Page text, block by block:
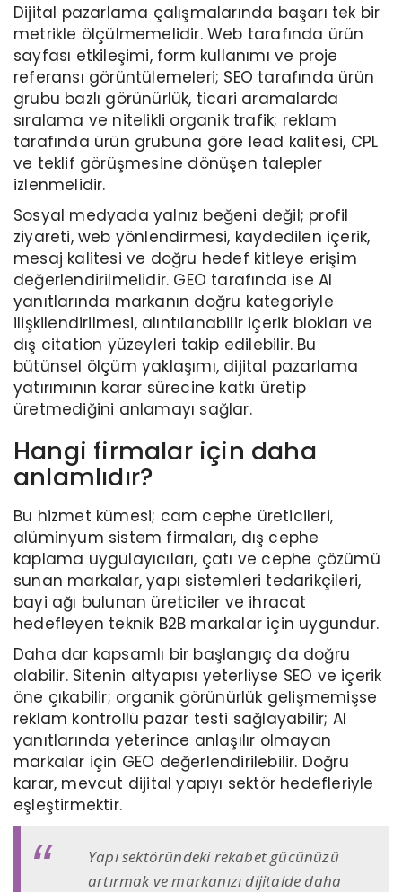
Dijital pazarlama çalışmalarında başarı tek bir
metrikle ölçülmemelidir. Web tarafında ürün
sayfası etkileşimi, form kullanımı ve proje
referansı görüntülemeleri; SEO tarafında ürün
grubu bazlı görünürlük, ticari aramalarda
sıralama ve nitelikli organik trafik; reklam
tarafında ürün grubuna göre lead kalitesi, CPL
ve teklif görüşmesine dönüşen talepler
izlenmelidir.
Sosyal medyada yalnız beğeni değil; profil
ziyareti, web yönlendirmesi, kaydedilen içerik,
mesaj kalitesi ve doğru hedef kitleye erişim
değerlendirilmelidir. GEO tarafında ise AI
yanıtlarında markanın doğru kategoriyle
ilişkilendirilmesi, alıntılanabilir içerik blokları ve
dış citation yüzeyleri takip edilebilir. Bu
bütünsel ölçüm yaklaşımı, dijital pazarlama
yatırımının karar sürecine katkı üretip
üretmediğini anlamayı sağlar.
Hangi firmalar için daha
anlamlıdır?
Bu hizmet kümesi; cam cephe üreticileri,
alüminyum sistem firmaları, dış cephe
kaplama uygulayıcıları, çatı ve cephe çözümü
sunan markalar, yapı sistemleri tedarikçileri,
bayi ağı bulunan üreticiler ve ihracat
hedefleyen teknik B2B markalar için uygundur.
Daha dar kapsamlı bir başlangıç da doğru
olabilir. Sitenin altyapısı yeterliyse SEO ve içerik
öne çıkabilir; organik görünürlük gelişmemişse
reklam kontrollü pazar testi sağlayabilir; AI
yanıtlarında yeterince anlaşılır olmayan
markalar için GEO değerlendirilebilir. Doğru
karar, mevcut dijital yapıyı sektör hedefleriyle
eşleştirmektir.
Yapı sektöründeki rekabet gücünüzü
artırmak ve markanızı dijitalde daha